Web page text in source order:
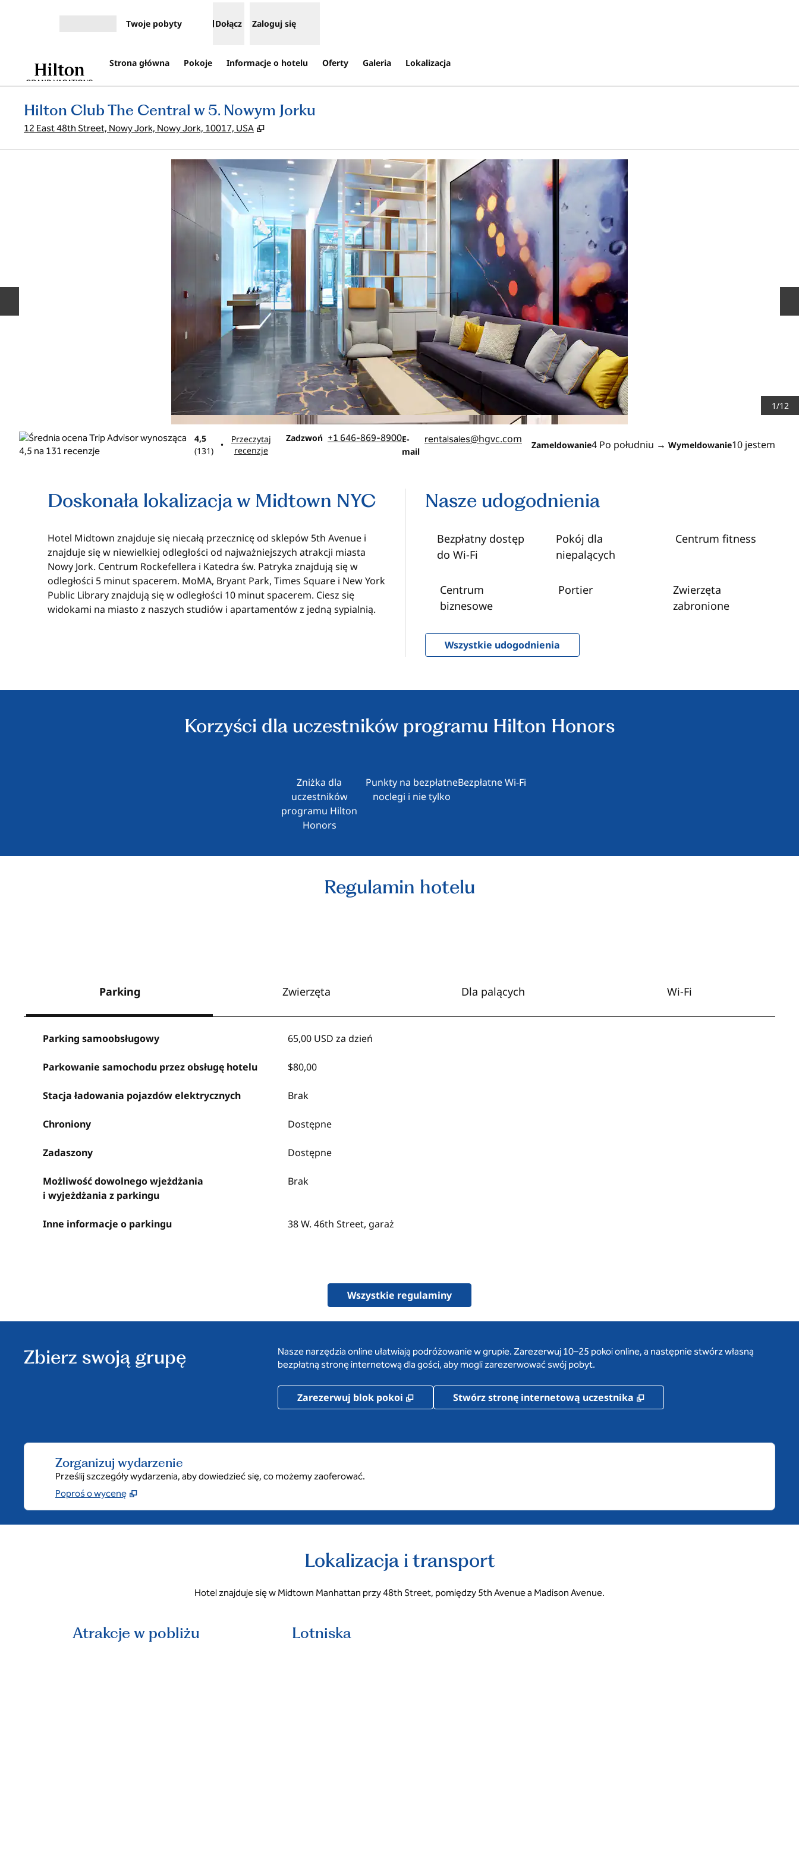
Twoje pobyty Dołącz Zaloguj się
Strona główna Pokoje Informacje o hotelu Oferty Galeria Lokalizacja
Hilton Club The Central w 5. Nowym Jorku
12 East 48th Street, Nowy Jork, Nowy Jork, 10017, USA ,
1/12
4,5
(131)
•
Przeczytaj
recenzje
Zadzwoń
Rozmowa +1 646-869-8900E-
mail
Email rentalsales@hgvc.com Zameldowanie4 Po południu → Wymeldowanie10 jestem
Doskonała lokalizacja w Midtown NYC
Hotel Midtown znajduje się niecałą przecznicę od sklepów 5th Avenue i
znajduje się w niewielkiej odległości od najważniejszych atrakcji miasta
Nowy Jork. Centrum Rockefellera i Katedra św. Patryka znajdują się w
odległości 5 minut spacerem. MoMA, Bryant Park, Times Square i New York
Public Library znajdują się w odległości 10 minut spacerem. Ciesz się
widokami na miasto z naszych studiów i apartamentów z jedną sypialnią.
Nasze udogodnienia
Bezpłatny dostęp
do Wi‑Fi
Pokój dla
niepalących
Centrum fitness
Centrum
biznesowe
Portier
Zwierzęta
zabronione
Wszystkie udogodnienia
Korzyści dla uczestników programu Hilton Honors
Zniżka dla
uczestników
programu Hilton
Honors
Punkty na bezpłatne
noclegi i nie tylko
Bezpłatne Wi-Fi
Regulamin hotelu
Parking Zwierzęta Dla palących Wi-Fi
Parking samoobsługowy 65,00 USD za dzień
Parkowanie samochodu przez obsługę hotelu $80,00
Stacja ładowania pojazdów elektrycznych Brak
Chroniony Dostępne
Zadaszony Dostępne
Możliwość dowolnego wjeżdżania
i wyjeżdżania z parkingu
Brak
Inne informacje o parkingu 38 W. 46th Street, garaż
Wszystkie regulaminy
Zbierz swoją grupę
Nasze narzędzia online ułatwiają podróżowanie w grupie. Zarezerwuj 10–25 pokoi online, a następnie stwórz własną
bezpłatną stronę internetową dla gości, aby mogli zarezerwować swój pobyt.
Zarezerwuj blok pokoi , Otwiera treści w nowej karcie
Stwórz stronę internetową uczestnika ,
Zorganizuj wydarzenie
Prześlij szczegóły wydarzenia, aby dowiedzieć się, co możemy zaoferować.
Poproś o wycenę
Lokalizacja i transport
Hotel znajduje się w Midtown Manhattan przy 48th Street, pomiędzy 5th Avenue a Madison Avenue.
Atrakcje w pobliżu Lotniska